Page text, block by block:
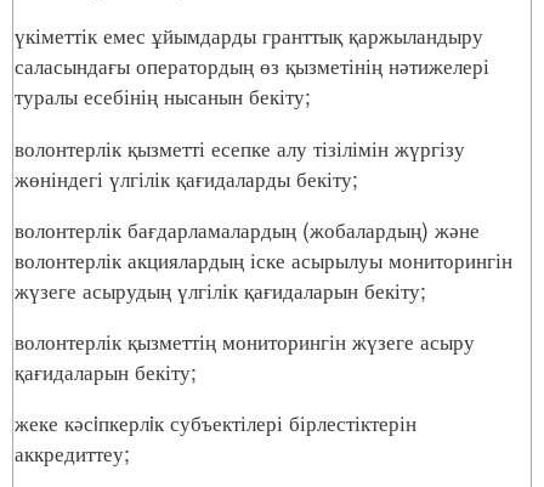
үкіметтік емес ұйымдарды гранттық қаржыландыру
саласындағы оператордың өз қызметінің нәтижелері
туралы есебінің нысанын бекіту;
волонтерлік қызметті есепке алу тізілімін жүргізу
жөніндегі үлгілік қағидаларды бекіту;
волонтерлік бағдарламалардың (жобалардың) және
волонтерлік акциялардың іске асырылуы мониторингін
жүзеге асырудың үлгілік қағидаларын бекіту;
волонтерлік қызметтің мониторингін жүзеге асыру
қағидаларын бекіту;
жеке кәсiпкерлiк субъектілері бірлестіктерін
аккредиттеу;